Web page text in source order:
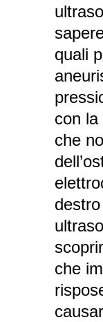
quali
con
che
che